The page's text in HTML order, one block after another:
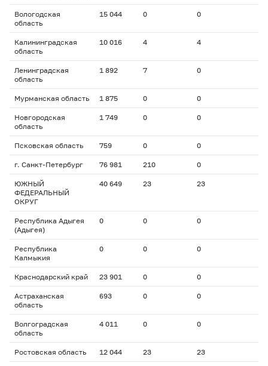
Вологодская
область
15 044 0 0
Калининградская
область
10 016 4 4
Ленинградская
область
1 892 7 0
Мурманская область 1 875 0 0
Новгородская
область
1 749 0 0
Псковская область 759 0 0
г. Санкт-Петербург 76 981 210 0
ЮЖНЫЙ
ФЕДЕРАЛЬНЫЙ
ОКРУГ
40 649 23 23
Республика Адыгея
(Адыгея)
0 0 0
Республика
Калмыкия
0 0 0
Краснодарский край 23 901 0 0
Астраханская
область
693 0 0
Волгоградская
область
4 011 0 0
Ростовская область 12 044 23 23